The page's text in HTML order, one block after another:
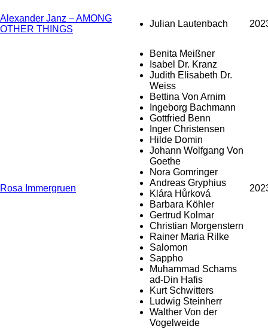
Alexander Janz – AMONG
OTHER THINGS
Julian Lautenbach
Rosa Immergruen
Benita Meißner
Isabel Dr. Kranz
Judith Elisabeth Dr.
Weiss
Bettina Von Arnim
Ingeborg Bachmann
Gottfried Benn
Inger Christensen
Hilde Domin
Johann Wolfgang Von
Goethe
Nora Gomringer
Andreas Gryphius
Klára Hůrková
Barbara Köhler
Gertrud Kolmar
Christian Morgenstern
Rainer Maria Rilke
Salomon
Sappho
Muhammad Schams
ad-Din Hafis
Kurt Schwitters
Ludwig Steinherr
Walther Von der
Vogelweide